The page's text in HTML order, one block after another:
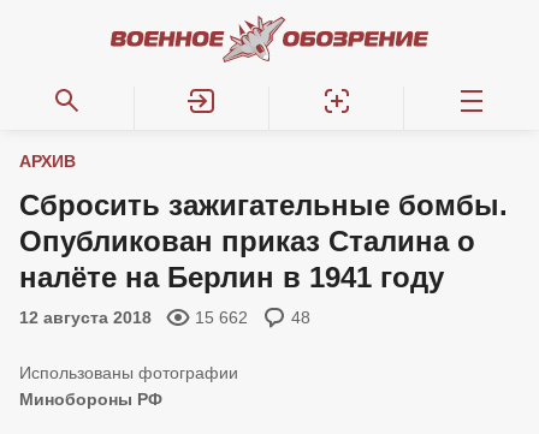
АРХИВ
Сбросить зажигательные бомбы.
Опубликован приказ Сталина о
налёте на Берлин в 1941 году
12 августа 2018 15 662 48
Минобороны РФ